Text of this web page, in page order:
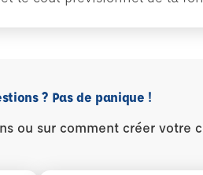
? Pas de panique !
ou sur comment créer votre